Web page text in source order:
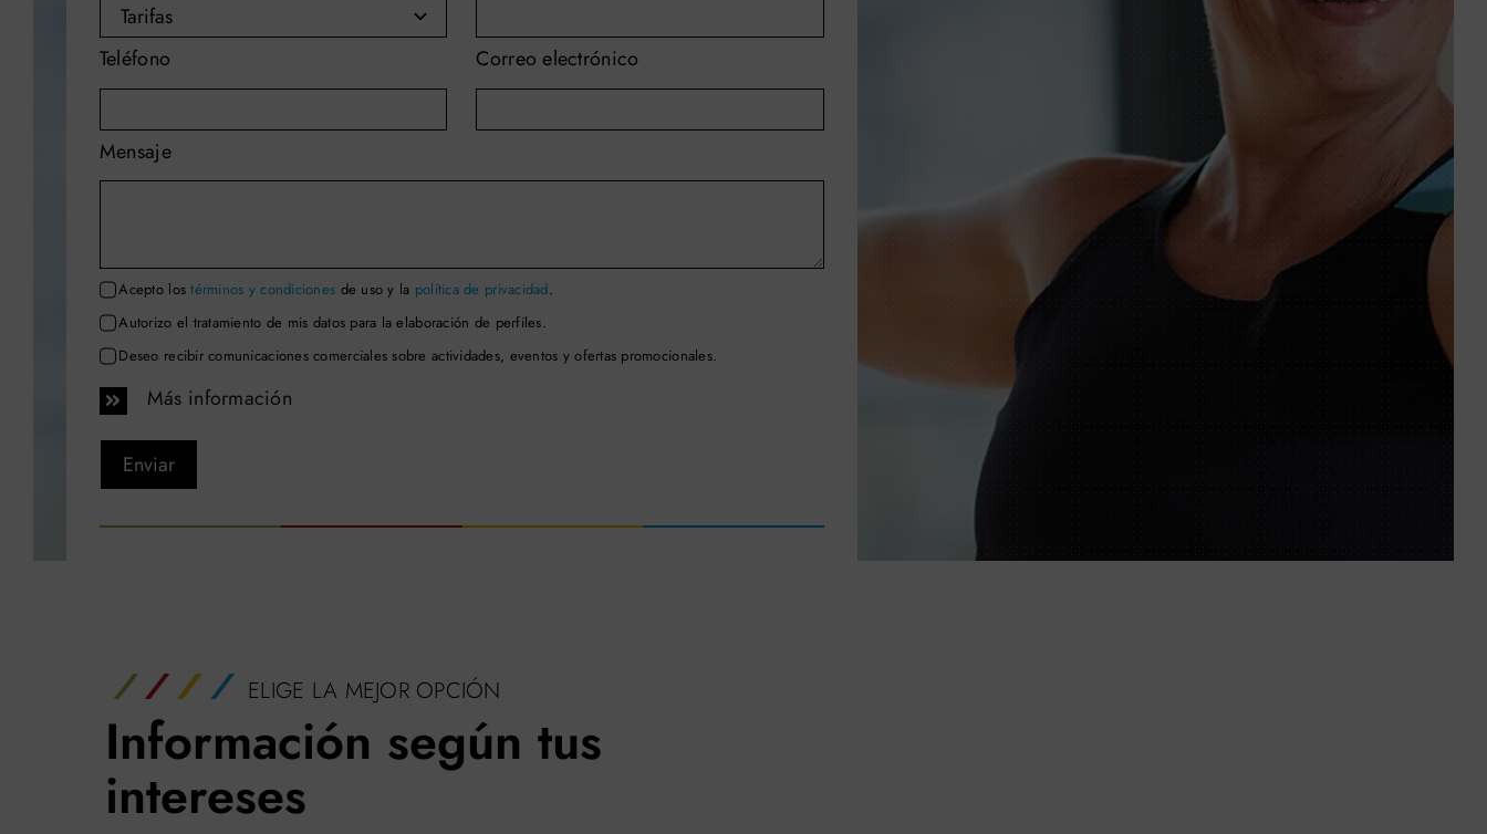
Teléfono Correo electrónico
Mensaje
Acepto lostérminos y condiciones de uso y la política de privacidad.
Autorizo el tratamiento de mis datos para la elaboración de perfiles.
Deseo recibir comunicaciones comerciales sobre actividades, eventos y ofertas promocionales.
Más información
Enviar
ELIGE LA MEJOR OPCIÓN
Información según tus
intereses